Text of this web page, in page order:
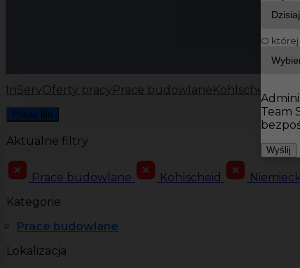
InServOferty pracy Prace budowlane Kohlscheid
Pokaż filtr
Aktualne filtry
Prace budowlane Kohlscheid
Kategorie
Prace budowlane
Lokalizacja
O której
Team
Wyślij